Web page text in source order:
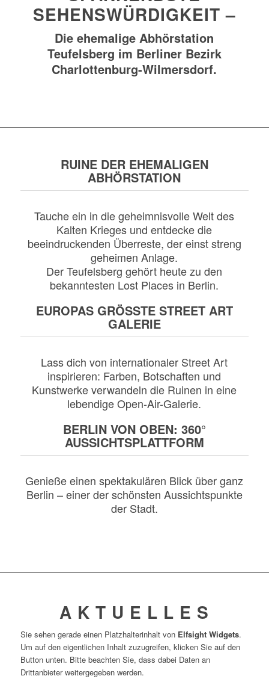
SEHENSWÜRDIGKEIT –
Die ehemalige Abhörstation
Teufelsberg im Berliner Bezirk
Charlottenburg-Wilmersdorf.
RUINE DER EHEMALIGEN
ABHÖRSTATION
Tauche ein in die geheimnisvolle Welt des
Kalten Krieges und entdecke die
beeindruckenden Überreste, der einst streng
geheimen Anlage.
Der Teufelsberg gehört heute zu den
bekanntesten Lost Places in Berlin.
EUROPAS GRÖSSTE STREET ART
GALERIE
Lass dich von internationaler Street Art
inspirieren: Farben, Botschaften und
Kunstwerke verwandeln die Ruinen in eine
lebendige Open-Air-Galerie.
BERLIN VON OBEN: 360°
AUSSICHTSPLATTFORM
Genieße einen spektakulären Blick über ganz
Berlin – einer der schönsten Aussichtspunkte
der Stadt.
A K T U E L L E S
Sie sehen gerade einen Platzhalterinhalt von Elfsight Widgets.
Um auf den eigentlichen Inhalt zuzugreifen, klicken Sie auf den
Button unten. Bitte beachten Sie, dass dabei Daten an
Drittanbieter weitergegeben werden.